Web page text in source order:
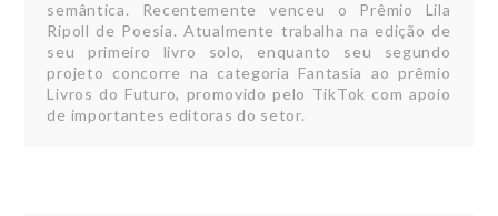
semântica. Recentemente venceu o Prêmio Lila
Ripoll de Poesia. Atualmente trabalha na edição de
seu primeiro livro solo, enquanto seu segundo
projeto concorre na categoria Fantasia ao prêmio
Livros do Futuro, promovido pelo TikTok com apoio
de importantes editoras do setor.